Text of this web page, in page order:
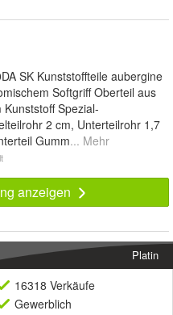
SK Kunststoffteile aubergine
Softgriff Oberteil aus
Spezial-
2 cm, Unterteilrohr 1,7
Gumm... Mehr
anzeigen
Platin
16318 Verkäufe
Gewerblich